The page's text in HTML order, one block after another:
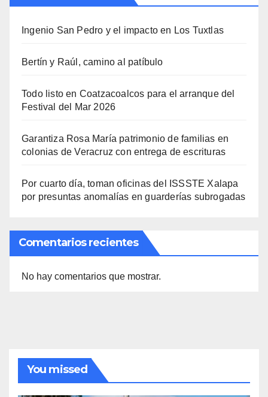
Ingenio San Pedro y el impacto en Los Tuxtlas
Bertín y Raúl, camino al patíbulo
Todo listo en Coatzacoalcos para el arranque del
Festival del Mar 2026
Garantiza Rosa María patrimonio de familias en
colonias de Veracruz con entrega de escrituras
Por cuarto día, toman oficinas del ISSSTE Xalapa
por presuntas anomalías en guarderías subrogadas
Comentarios recientes
No hay comentarios que mostrar.
You missed